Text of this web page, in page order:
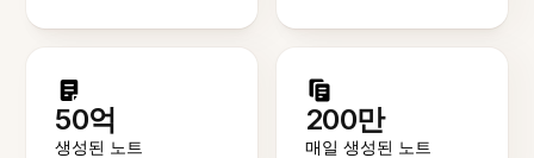
50억
생성된 노트
200만
매일 생성된 노트